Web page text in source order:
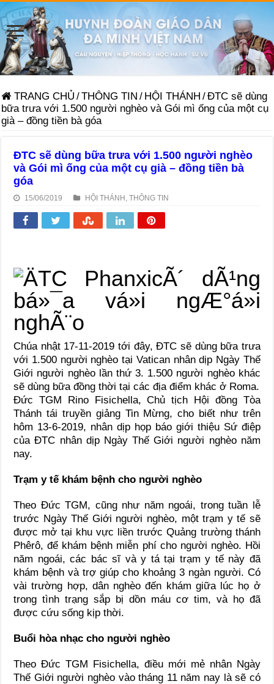
TRANG CHỦ /THÔNG TIN / HỘI THÁNH /ĐTC sẽ dùng
bữa trưa với 1.500 người nghèo và Gói mì ống của một cụ
già – đồng tiền bà góa
ĐTC sẽ dùng bữa trưa với 1.500 người nghèo
và Gói mì ống của một cụ già – đồng tiền bà
góa
15/06/2019 HỘI THÁNH ,THÔNG TIN
Chúa nhật 17-11-2019 tới đây, ĐTC sẽ dùng bữa trưa
với 1.500 người nghèo tại Vatican nhân dịp Ngày Thế
Giới người nghèo lần thứ 3. 1.500 người nghèo khác
sẽ dùng bữa đồng thời tại các địa điểm khác ở Roma.
Đức TGM Rino Fisichella, Chủ tịch Hội đồng Tòa
Thánh tái truyền giảng Tin Mừng, cho biết như trên
hôm 13-6-2019, nhân dịp họp báo giới thiệu Sứ điệp
của ĐTC nhân dịp Ngày Thế Giới người nghèo năm
nay.
Trạm y tế khám bệnh cho người nghèo
Theo Đức TGM, cũng như năm ngoái, trong tuần lễ
trước Ngày Thế Giới người nghèo, một trạm y tế sẽ
được mở tại khu vực liền trước Quảng trường thánh
Phêrô, để khám bệnh miễn phí cho người nghèo. Hồi
năm ngoái, các bác sĩ và y tá tại trạm y tế này đã
khám bệnh và trợ giúp cho khoảng 3 ngàn người. Có
vài trường hợp, dân nghèo đến khám giữa lúc họ ở
trong tình trạng sắp bị dồn máu cơ tim, và họ đã
được cứu sống kịp thời.
Buổi hòa nhạc cho người nghèo
Theo Đức TGM Fisichella, điều mới mẻ nhân Ngày
Thế Giới người nghèo vào tháng 11 năm nay là sẽ có